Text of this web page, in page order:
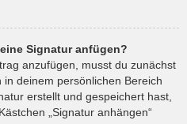
Signatur anfügen?
anzufügen, musst du zunächst
deinem persönlichen Bereich
erstellt und gespeichert hast,
„Signatur anhängen“